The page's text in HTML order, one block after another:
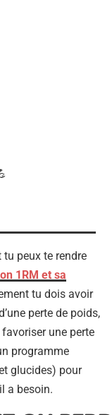
peux te rendre
1RM et sa
tu dois avoir
perte de poids,
une perte
programme
glucides) pour
a besoin.